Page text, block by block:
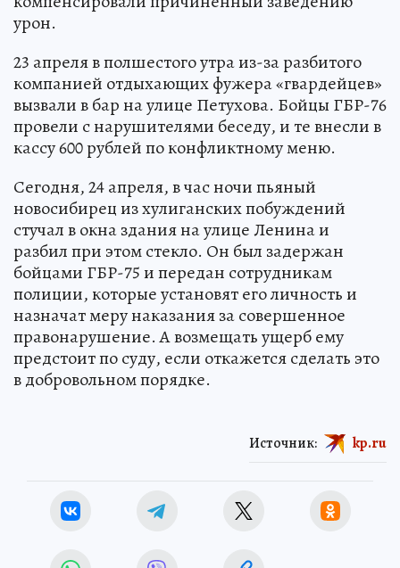
урон.
23 апреля в полшестого утра из-за разбитого
компанией отдыхающих фужера «гвардейцев»
вызвали в бар на улице Петухова. Бойцы ГБР-76
провели с нарушителями беседу, и те внесли в
кассу 600 рублей по конфликтному меню.
Сегодня, 24 апреля, в час ночи пьяный
новосибирец из хулиганских побуждений
стучал в окна здания на улице Ленина и
разбил при этом стекло. Он был задержан
бойцами ГБР-75 и передан сотрудникам
полиции, которые установят его личность и
назначат меру наказания за совершенное
правонарушение. А возмещать ущерб ему
предстоит по суду, если откажется сделать это
в добровольном порядке.
Источник: kp.ru